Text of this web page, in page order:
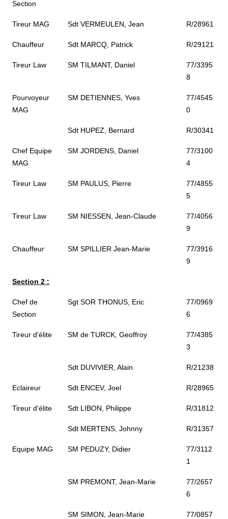
Section
Tireur MAG Sdt VERMEULEN, Jean R/28961
Chauffeur Sdt MARCQ, Patrick R/29121
Tireur Law SM TILMANT, Daniel
77/3395
8
Pourvoyeur
MAG
SM DETIENNES, Yves
77/4545
0
Sdt HUPEZ, Bernard R/30341
Chef Equipe
MAG
SM JORDENS, Daniel
77/3100
4
Tireur Law SM PAULUS, Pierre
77/4855
5
Tireur Law SM NIESSEN, Jean-Claude
77/4056
9
Chauffeur SM SPILLIER Jean-Marie
77/3916
9
Section 2 :
Chef de
Section
Sgt SOR THONUS, Eric
77/0969
6
Tireur d'élite SM de TURCK, Geoffroy
77/4385
3
Sdt DUVIVIER, Alain R/21238
Eclaireur Sdt ENCEV, Joel R/28965
Tireur d'élite Sdt LIBON, Philippe R/31812
Sdt MERTENS, Johnny R/31357
Equipe MAG SM PEDUZY, Didier
77/3112
1
SM PREMONT, Jean-Marie
77/2657
6
SM SIMON, Jean-Marie
77/0857